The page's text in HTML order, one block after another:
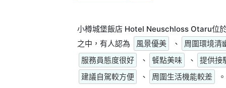
小樽城堡飯店 Hotel Neuschloss Otaru位
之中，有人認為
風景優美 、
周圍環境清
服務員態度很好
、 餐點美味 、
提供接
建議自駕較方便
、 周圍生活機能較差 。